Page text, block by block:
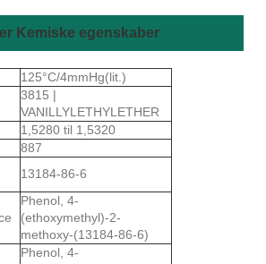
Kemiske egenskaber
125°C/4mmHg(lit.)
3815 |
VANILLYLETHYLETHER
1,5280 til 1,5320
887
13184-86-6
Phenol, 4-
(ethoxymethyl)-2-
methoxy-(13184-86-6)
Phenol, 4-